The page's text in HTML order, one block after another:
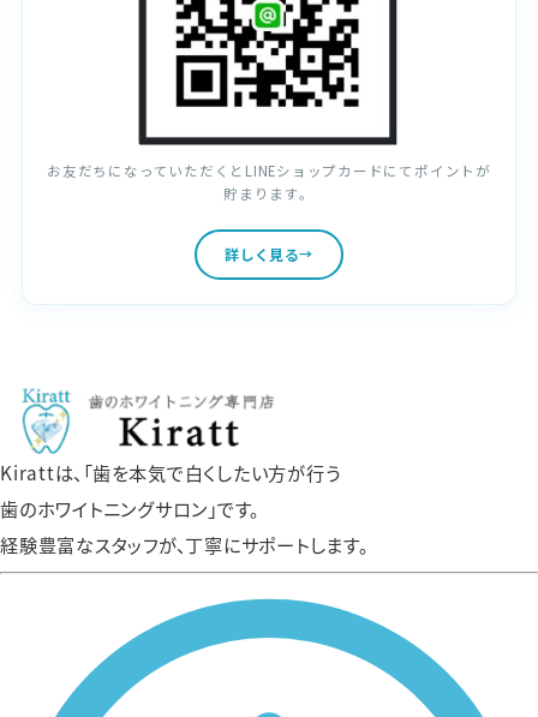
お友だちになっていただくとLINEショップカードにてポイントが
貯まります。
詳しく見る
Kirattは、「歯を本気で白くしたい方が行う
歯のホワイトニングサロン」です。
経験豊富なスタッフが、丁寧にサポートします。